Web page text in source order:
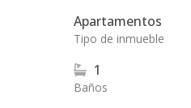
Apartamentos
Tipo de inmueble
1
Baños